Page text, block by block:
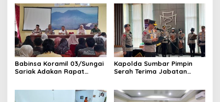
Bonjol
Seleksi Calon Anggota
Paskibra Tingkat
Kecamatan VII Koto
Patamuan
Babinsa Koramil 03/Sungai
Sariak Adakan Rapat
Kapolda Sumbar Pimpin
Serah Terima Jabatan